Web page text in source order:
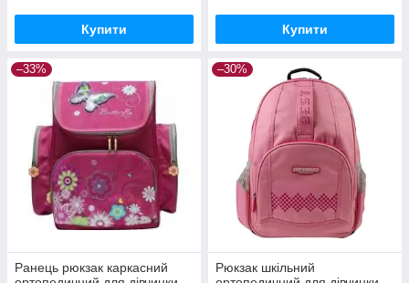
Купити Купити
–33%
Ранець рюкзак каркасний
–30%
Рюкзак шкільний